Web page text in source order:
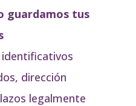
guardamos tus
dirección
legalmente